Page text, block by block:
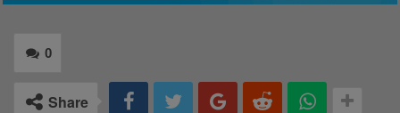
0
Share